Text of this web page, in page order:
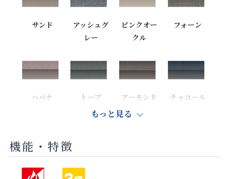
サンド
アッシュグ
レー
ピンクオー
クル
フォーン
ハバナ トープ アーモンド チャコール
セラドン モネブルー
グリーン
ネイビー
もっと見る
機能・特徴